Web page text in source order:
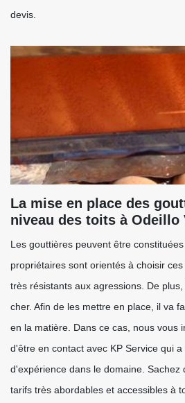
devis.
La mise en place des
niveau des toits à Odeillo
Les gouttières peuvent être
propriétaires sont orientés à choisir
très résistants aux agressions. De
cher. Afin de les mettre en place, il va
en la matière. Dans ce cas, nous vous
d'être en contact avec KP Service qui
d'expérience dans le domaine. Sachez
tarifs très abordables et accessibles à